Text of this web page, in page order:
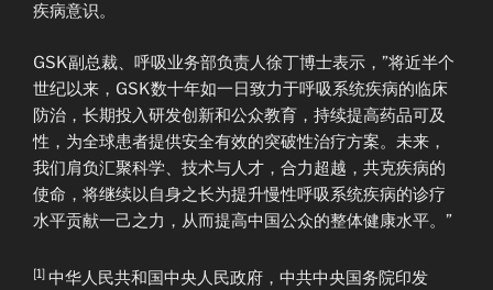
疾病意识。
GSK副总裁、呼吸业务部负责人徐丁博士表示，”将近半个
世纪以来，GSK数十年如一日致力于呼吸系统疾病的临床
防治，长期投入研发创新和公众教育，持续提高药品可及
性，为全球患者提供安全有效的突破性治疗方案。未来，
我们肩负汇聚科学、技术与人才，合力超越，共克疾病的
使命，将继续以自身之长为提升慢性呼吸系统疾病的诊疗
水平贡献一己之力，从而提高中国公众的整体健康水平。”
[1] 中华人民共和国中央人民政府，中共中央国务院印发